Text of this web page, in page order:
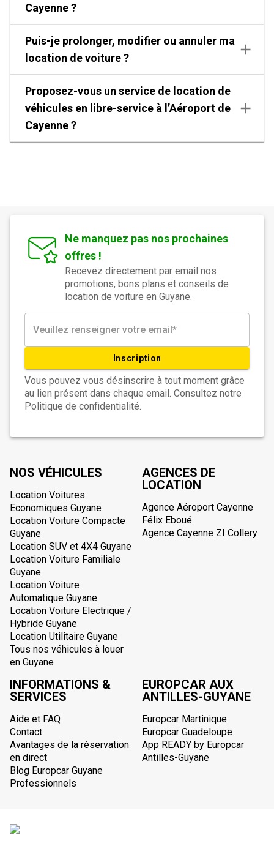
Cayenne ?
Puis-je prolonger, modifier ou annuler ma
location de voiture ?
Proposez-vous un service de location de
véhicules en libre-service à l’Aéroport de
Cayenne ?
Ne manquez pas nos prochaines
offres !
Recevez directement par email nos
promotions, bons plans et conseils de
location de voiture en Guyane.
Inscription
Vous pouvez vous désinscrire à tout moment grâce
au lien présent dans chaque email. Consultez notre
Politique de confidentialité.
NOS VÉHICULES
Location Voitures
Economiques Guyane
Location Voiture Compacte
Guyane
Location SUV et 4X4 Guyane
Location Voiture Familiale
Guyane
Location Voiture
Automatique Guyane
Location Voiture Electrique /
Hybride Guyane
Location Utilitaire Guyane
Tous nos véhicules à louer
en Guyane
AGENCES DE
LOCATION
Agence Aéroport Cayenne
Félix Eboué
Agence Cayenne ZI Collery
INFORMATIONS &
SERVICES
Aide et FAQ
Contact
Avantages de la réservation
en direct
Blog Europcar Guyane
Professionnels
EUROPCAR AUX
ANTILLES-GUYANE
Europcar Martinique
Europcar Guadeloupe
App READY by Europcar
Antilles-Guyane